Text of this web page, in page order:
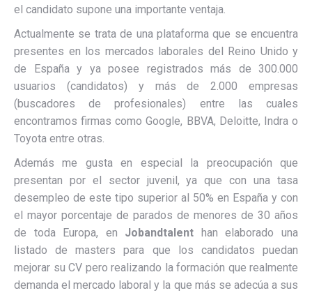
el candidato supone una importante ventaja.
Actualmente se trata de una plataforma que se encuentra
presentes en los mercados laborales del Reino Unido y
de España y ya posee registrados más de 300.000
usuarios (candidatos) y más de 2.000 empresas
(buscadores de profesionales) entre las cuales
encontramos firmas como Google, BBVA, Deloitte, Indra o
Toyota entre otras.
Además me gusta en especial la preocupación que
presentan por el sector juvenil, ya que con una tasa
desempleo de este tipo superior al 50% en España y con
el mayor porcentaje de parados de menores de 30 años
de toda Europa, en Jobandtalent han elaborado una
listado de masters para que los candidatos puedan
mejorar su CV pero realizando la formación que realmente
demanda el mercado laboral y la que más se adecúa a sus